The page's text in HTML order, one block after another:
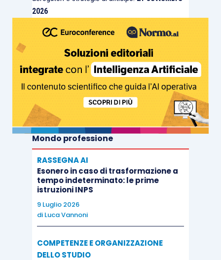
2026
Mondo professione
RASSEGNA AI
Esonero in caso di trasformazione a
tempo indeterminato: le prime
istruzioni INPS
9 Luglio 2026
di Luca Vannoni
COMPETENZE E ORGANIZZAZIONE
DELLO STUDIO